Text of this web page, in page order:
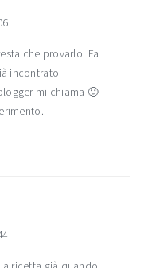
che provarlo. Fa
incontrato
mi chiama 🙂